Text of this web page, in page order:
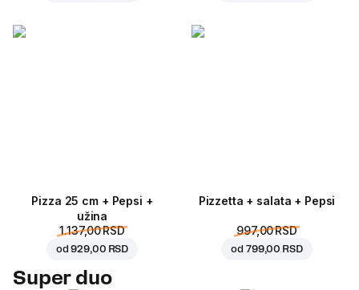
Pizza 25 cm + Pepsi +
užina
1.137,00 RSD
od929,00 RSD
Pizzetta + salata + Pepsi
997,00 RSD
od 799,00 RSD
Super duo